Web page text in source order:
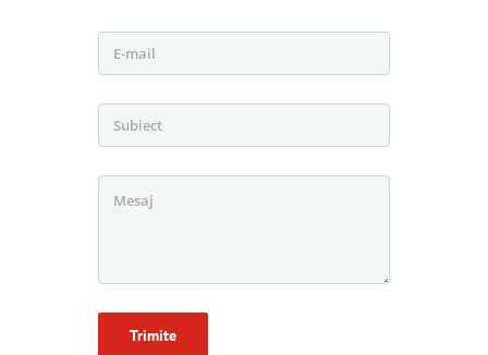
Trimite